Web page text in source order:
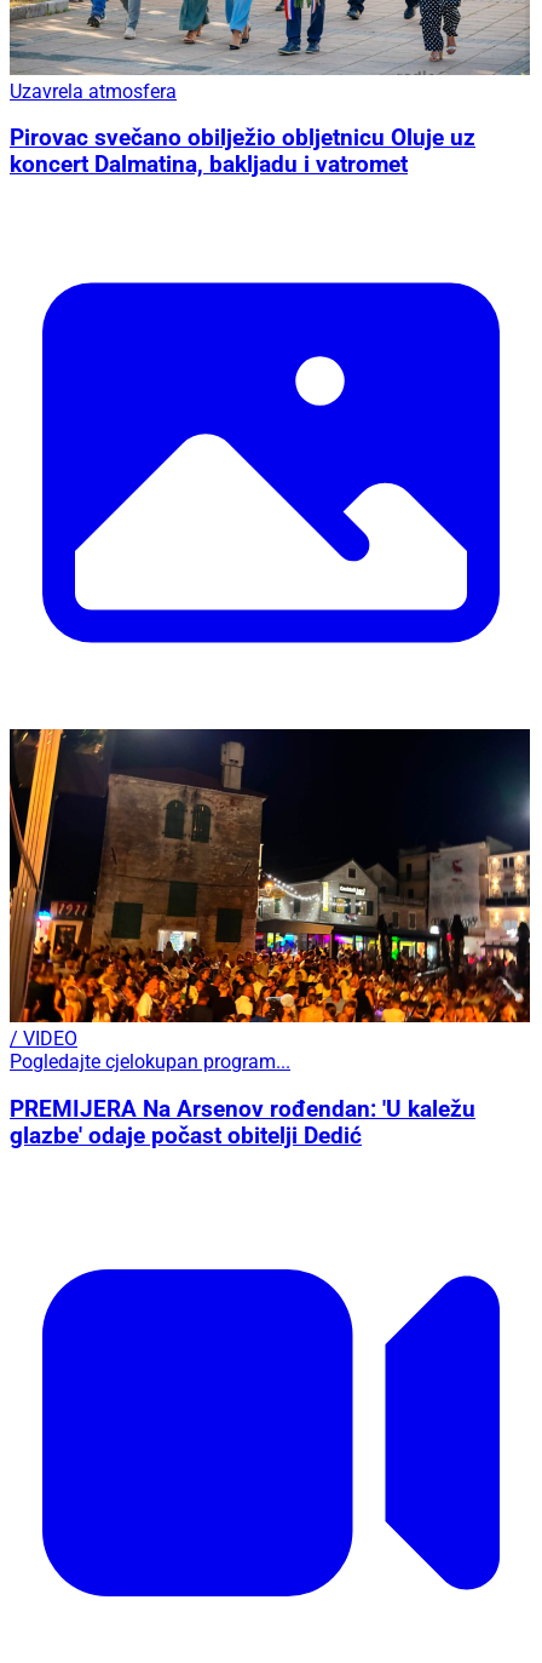
Uzavrela atmosfera
Pirovac svečano obilježio obljetnicu Oluje uz
koncert Dalmatina, bakljadu i vatromet
/ VIDEO
Pogledajte cjelokupan program...
PREMIJERA Na Arsenov rođendan: 'U kaležu
glazbe' odaje počast obitelji Dedić